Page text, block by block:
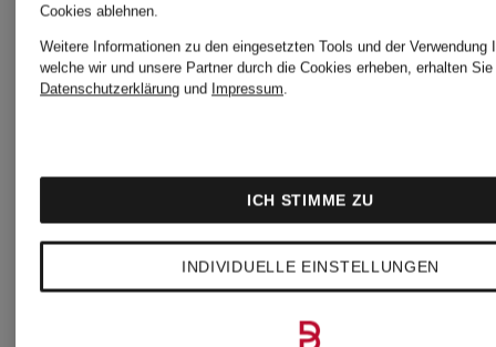
Cookies ablehnen.
Weitere Informationen zu den eingesetzten Tools und der Verwendung
welche wir und unsere Partner durch die Cookies erheben, erhalten
Datenschutzerklärung und Impressum.
INDIVIDUELLE EINSTELLUNGEN
ICH STIMME ZU